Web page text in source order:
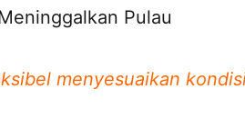
Pulau
menyesuaikan